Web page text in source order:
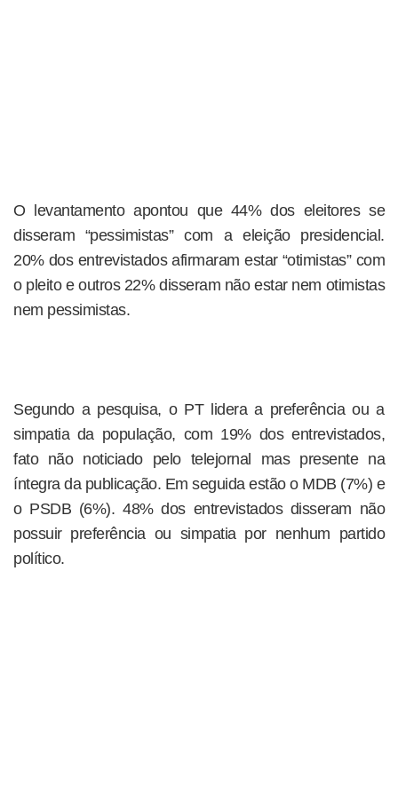
O levantamento apontou que 44% dos eleitores se
disseram “pessimistas” com a eleição presidencial.
20% dos entrevistados afirmaram estar “otimistas” com
o pleito e outros 22% disseram não estar nem otimistas
nem pessimistas.
Segundo a pesquisa, o PT lidera a preferência ou a
simpatia da população, com 19% dos entrevistados,
fato não noticiado pelo telejornal mas presente na
íntegra da publicação. Em seguida estão o MDB (7%) e
o PSDB (6%). 48% dos entrevistados disseram não
possuir preferência ou simpatia por nenhum partido
político.